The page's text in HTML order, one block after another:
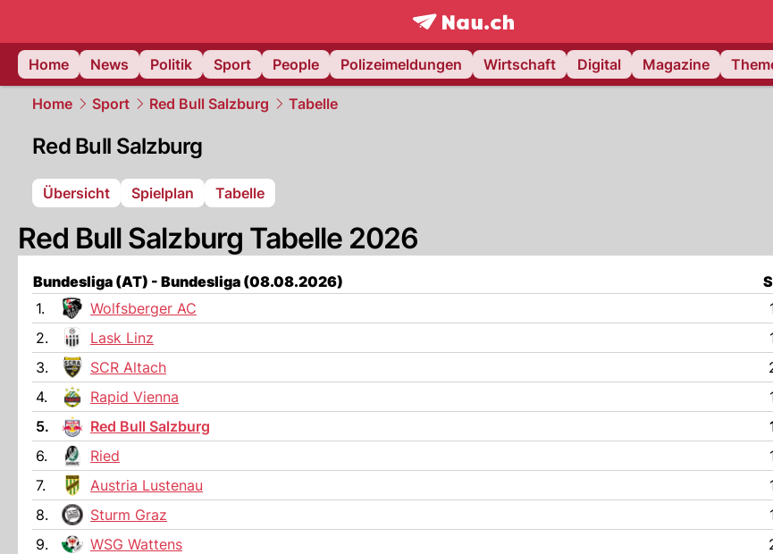
frontpage.NAU.ch
Home
News Politik Sport People Polizeimeldungen Wirtschaft Digital Magazine
Home Sport Red Bull Salzburg Tabelle
Red Bull Salzburg
Übersicht Spielplan Tabelle
Red Bull Salzburg Tabelle 2026
Bundesliga (AT) - Bundesliga (08.08.2026)
1.
Wolfsberger AC
2.
Lask Linz
3.
SCR Altach
4.
Rapid Vienna
5.
Red Bull Salzburg
6.
Ried
7.
Austria Lustenau
8.
Sturm Graz
9.
WSG Wattens